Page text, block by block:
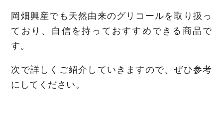
岡畑興産でも天然由来のグリコールを取り扱っ
ており、自信を持っておすすめできる商品で
す。
次で詳しくご紹介していきますので、ぜひ参考
にしてください。